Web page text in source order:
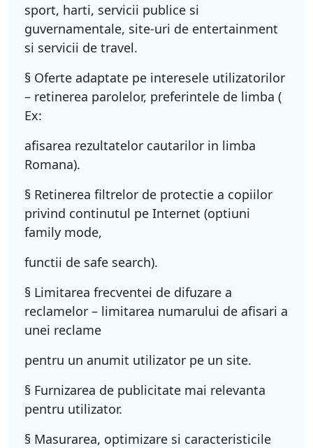
sport, harti, servicii publice si
guvernamentale, site-uri de entertainment
si servicii de travel.
§ Oferte adaptate pe interesele utilizatorilor
– retinerea parolelor, preferintele de limba (
Ex:
afisarea rezultatelor cautarilor in limba
Romana).
§ Retinerea filtrelor de protectie a copiilor
privind continutul pe Internet (optiuni
family mode,
functii de safe search).
§ Limitarea frecventei de difuzare a
reclamelor – limitarea numarului de afisari a
unei reclame
pentru un anumit utilizator pe un site.
§ Furnizarea de publicitate mai relevanta
pentru utilizator.
§ Masurarea, optimizare si caracteristicile